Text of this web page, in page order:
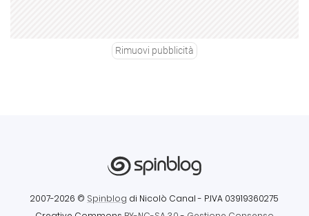
Rimuovi pubblicità
2007-2026 © Spinblog di Nicolò Canal - P.IVA 03919360275